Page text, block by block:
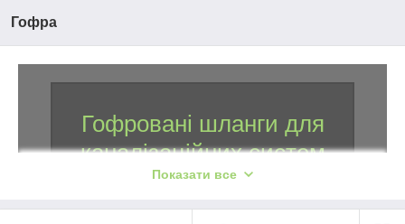
Гофра
Гофровані шланги для
каналізаційних систем
та водопостачання
Показати все